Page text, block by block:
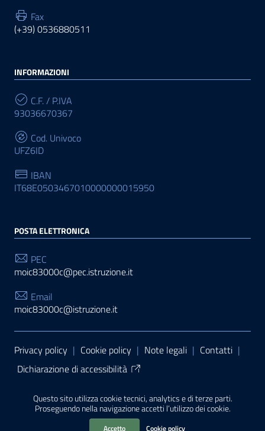
Questo sito utilizza cookie tecnici, analytics e di terze parti.
Proseguendo nella navigazione accetti l’utilizzo dei cookie.
Accetto Cookie policy
Fax
(+39) 0536880511
INFORMAZIONI
C.F. / P.IVA
93036670367
Cod. Univoco
UFZ6ID
IBAN
IT68E0503467010000000015950
POSTA ELETTRONICA
PEC
moic83000c@pec.istruzione.it
Email
moic83000c@istruzione.it
Sezione Link Utili
Privacy policy | Cookie policy | Note legali | Contatti |
Dichiarazione di accessibilità
PA di AgID
| Realizzato con WordPress
da